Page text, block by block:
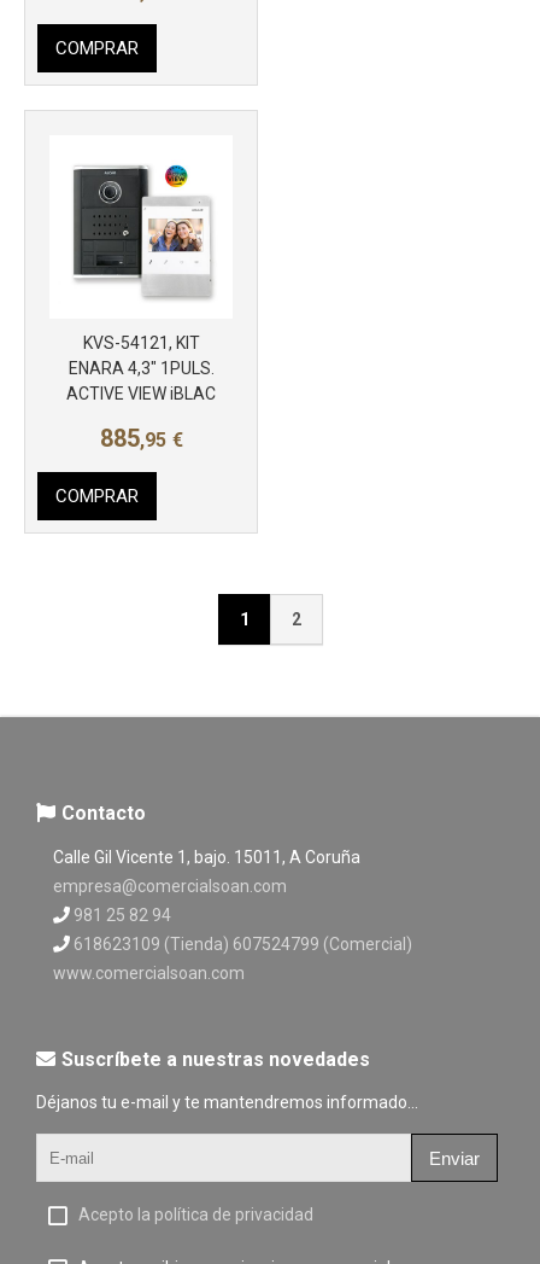
COMPRAR
KVS-54121, KIT
ENARA 4,3" 1PULS.
ACTIVE VIEW iBLAC
885,95 €
COMPRAR
1 2
Contacto
Calle Gil Vicente 1, bajo. 15011, A Coruña
empresa@comercialsoan.com
981 25 82 94
618623109 (Tienda) 607524799 (Comercial)
www.comercialsoan.com
Suscríbete a nuestras novedades
Déjanos tu e-mail y te mantendremos informado...
Enviar
Acepto la política de privacidad